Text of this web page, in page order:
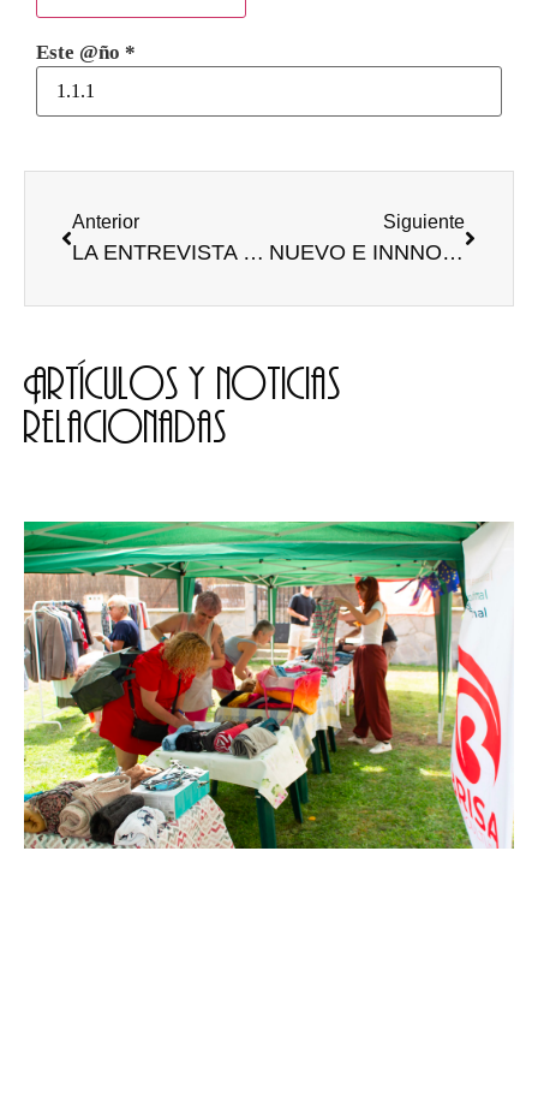
Este @ño *
Anterior
LA ENTREVISTA (y III)
Siguiente
NUEVO E INNNOVADOR MÉTODO ANTICONCEPTIVO
Artículos y noticias
relacionadas